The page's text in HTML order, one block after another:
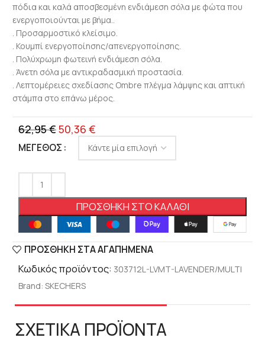
πόδια και καλά αποσβεσμένη ενδιάμεση σόλα με φώτα που
ενεργοποιούνται με βήμα..
. Προσαρμοστικό κλείσιμο.
. Κουμπί ενεργοποίησης/απενεργοποίησης.
. Πολύχρωμη φωτεινή ενδιάμεση σόλα.
. Άνετη σόλα με αντικραδασμική προστασία.
. Λεπτομέρειες σχεδίασης Ombre πλέγμα λάμψης και απτική
στάμπα στο επάνω μέρος.
62,95€50,36 €
ΜΈΓΕΘΟΣ
ΠΡΟΣΘΉΚΗ ΣΤΟ ΚΑΛΆΘΙ
ΠΡΟΣΘΉΚΗ ΣΤΑ ΑΓΑΠΗΜΈΝΑ
Κωδικός προϊόντος: 303712L-LVMT-LAVENDER/MULTI
Brand: SKECHERS
ΣΧΕΤΙΚΑ ΠΡΟΪΟΝΤΑ